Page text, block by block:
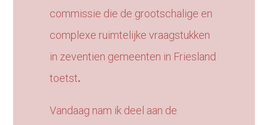
commissie die de grootschalige en
complexe ruimtelijke vraagstukken
in zeventien gemeenten in Friesland
toetst.
Vandaag nam ik deel aan de